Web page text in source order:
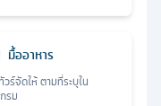
มื้ออาหาร
ร์จัดให้ ตามที่ระบุใน
รม